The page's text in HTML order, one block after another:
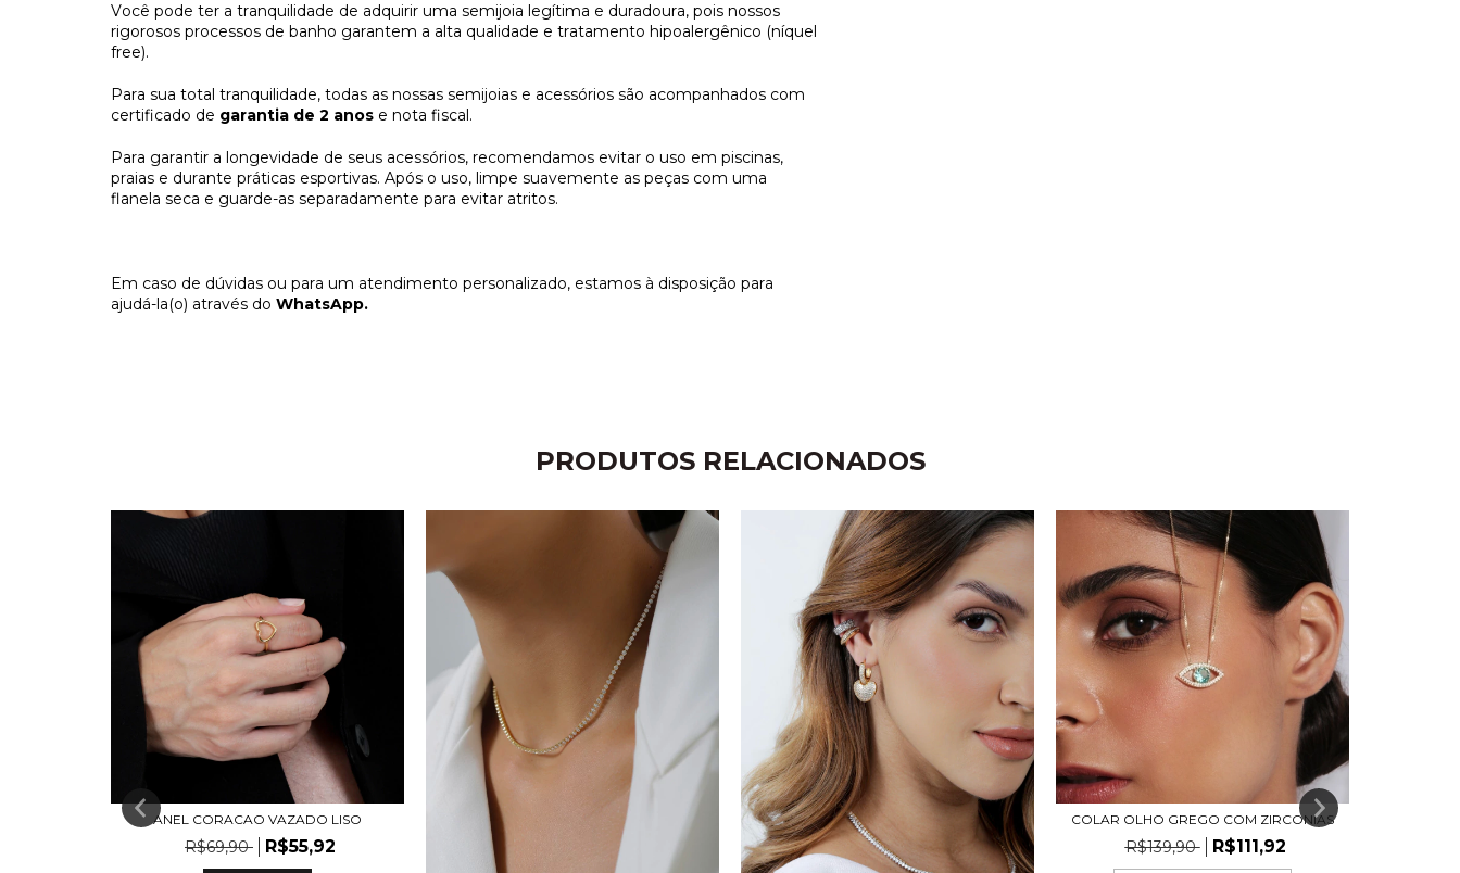
Você pode ter a tranquilidade de adquirir uma semijoia legítima e duradoura, pois nossos
rigorosos processos de banho garantem a alta qualidade e tratamento hipoalergênico (níquel
free).
Para sua total tranquilidade, todas as nossas semijoias e acessórios são acompanhados com
certificado de garantia de 2 anos e nota fiscal.
Para garantir a longevidade de seus acessórios, recomendamos evitar o uso em piscinas,
praias e durante práticas esportivas. Após o uso, limpe suavemente as peças com uma
flanela seca e guarde-as separadamente para evitar atritos.
Em caso de dúvidas ou para um atendimento personalizado, estamos à disposição para
ajudá-la(o) através do WhatsApp.
PRODUTOS RELACIONADOS
ANEL CORACAO VAZADO LISO
R$69,90 R$55,92
COLAR OLHO GREGO COM ZIRCONIAS
R$139,90 R$111,92